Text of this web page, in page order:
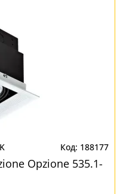
188177
Opzione 535.1-